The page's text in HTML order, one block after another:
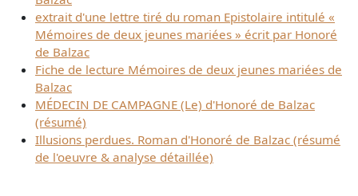
extrait d'une lettre tiré du roman Epistolaire intitulé «
Mémoires de deux jeunes mariées » écrit par Honoré
de Balzac
Fiche de lecture Mémoires de deux jeunes mariées de
Balzac
MÉDECIN DE CAMPAGNE (Le) d'Honoré de Balzac
(résumé)
Illusions perdues. Roman d'Honoré de Balzac (résumé
de l'oeuvre & analyse détaillée)